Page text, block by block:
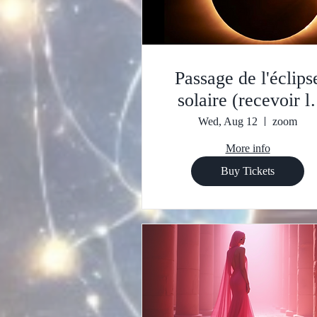
Passage de
solaire (recevoir le
soin d'onction
verte )
Wed, Aug 12 zoom
More info
Buy Tickets